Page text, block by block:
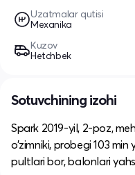
Uzatmalar qutisi
Mexanika
Kuzov
Hetchbek
Sotuvchining izohi
Spark 2019-yil, 2-poz,
o’zimniki, probegi 103
pultlari bor, balonlari